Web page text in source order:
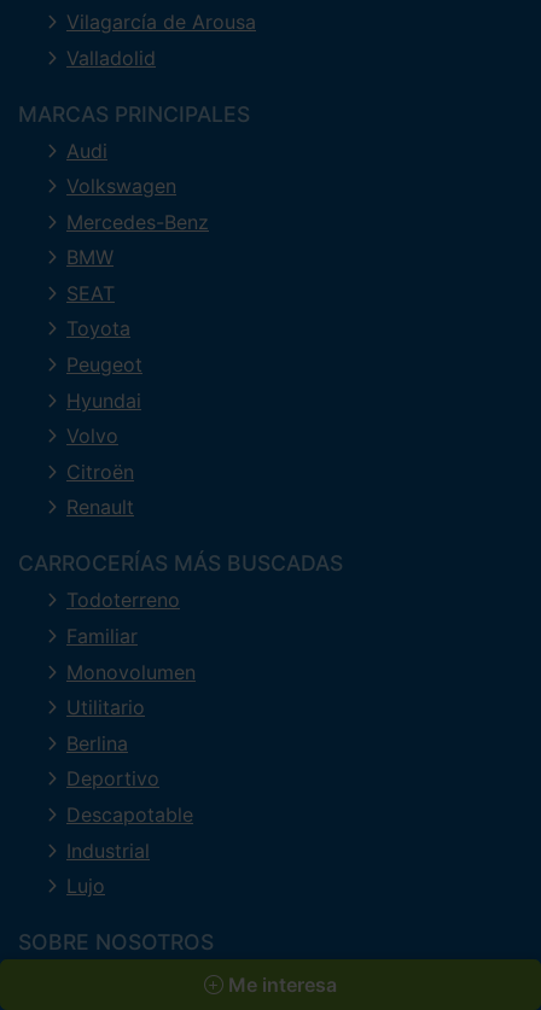
Me interesa
Vilagarcía de Arousa
Valladolid
MARCAS PRINCIPALES
Audi
Volkswagen
Mercedes-Benz
BMW
SEAT
Toyota
Peugeot
Hyundai
Volvo
Citroën
Renault
CARROCERÍAS MÁS BUSCADAS
Todoterreno
Familiar
Monovolumen
Utilitario
Berlina
Deportivo
Descapotable
Industrial
Lujo
SOBRE NOSOTROS
Quienes somos